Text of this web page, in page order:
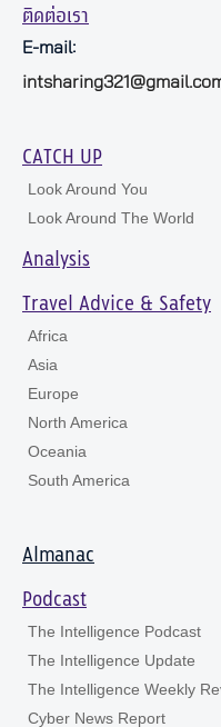
ติดต่อเรา
E-mail:
CATCH UP
Look Around You
Look Around The World
Analysis
Travel Advice & Safety
Africa
Asia
Europe
North America
Oceania
South America
Almanac
Podcast
The Intelligence Podcast
The Intelligence Update
The Intelligence Weekly
Cyber News Report